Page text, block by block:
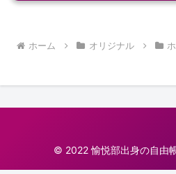
ホーム オリジナル
© 2022 愉悦部出身の自由